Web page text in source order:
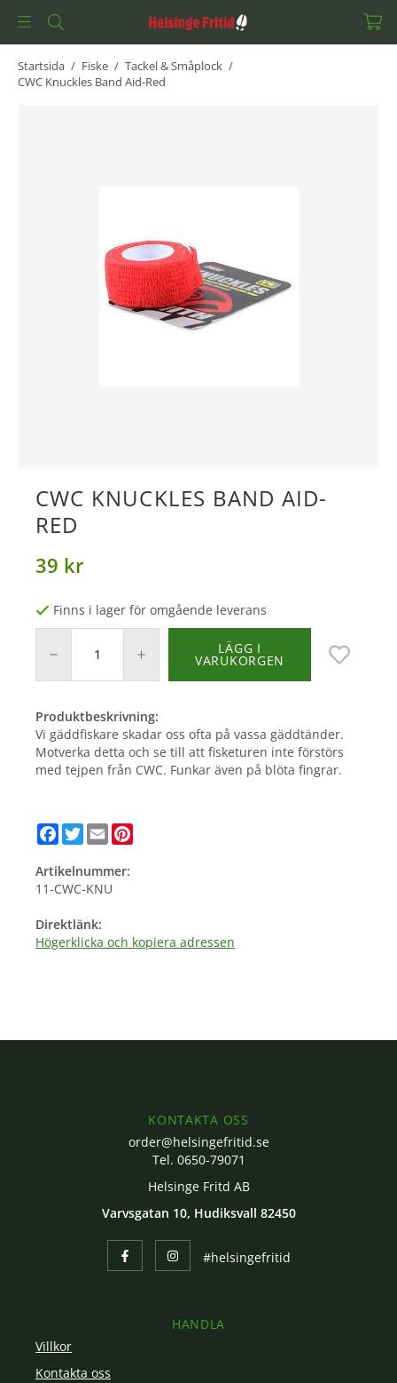
Startsida / Fiske / Tackel & Småplock /
CWC Knuckles Band Aid-Red
CWC KNUCKLES BAND AID-
RED
39 kr
Finns i lager för omgående leverans
LÄGG I
VARUKORGEN
Produktbeskrivning:
Vi gäddfiskare skadar oss ofta på vassa gäddtänder.
Motverka detta och se till att fisketuren inte förstörs
med tejpen från CWC. Funkar även på blöta fingrar.
Facebook
Twitter
Email
Artikelnummer:
11-CWC-KNU
Direktlänk:
Högerklicka och kopiera adressen
KONTAKTA OSS
order@helsingefritid.se
Tel. 0650-79071
Helsinge Fritd AB
Varvsgatan 10, Hudiksvall 82450
#helsingefritid
HANDLA
Villkor
Kontakta oss